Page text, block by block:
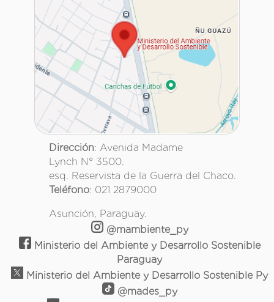
Dirección: Avenida Madame
Lynch N° 3500.
esq. Reservista de la Guerra del Chaco.
Teléfono: 021 2879000
Asunción, Paraguay.
@mambiente_py
Ministerio del Ambiente y Desarrollo Sostenible
Paraguay
Ministerio del Ambiente y Desarrollo Sostenible Py
@mades_py